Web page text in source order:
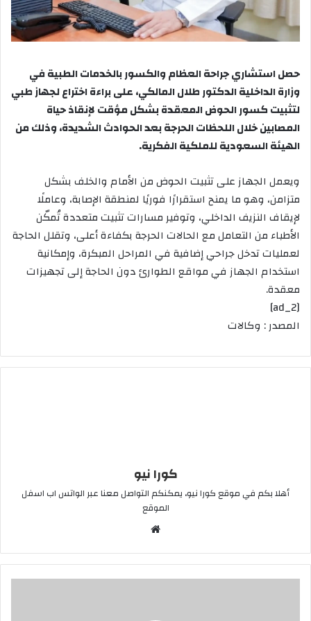
حصل استشاري جراحة العظام والكسور بالخدمات الطبية في
وزارة الداخلية الدكتور طلال المالكي، على براءة اختراع لجهاز طبي
لتثبيت كسور الحوض المعقدة بشكل مؤقت لإنقاذ حياة
المصابين خلال اللحظات الحرجة بعد الحوادث الشديدة، وذلك من
الهيئة السعودية للملكية الفكرية.
ويعمل الجهاز على تثبيت الحوض من الأمام والخلف بشكل
متزامن، وهو ما يمنح استقرارًا فوريًا لمنطقة الإصابة، وعاملًا
لإيقاف النزيف الداخلي، وتوفير مسارات تثبيت متعددة تُمكّن
الأطباء من التعامل مع الحالات الحرجة بكفاءة أعلى، وتقلل الحاجة
لعمليات تدخل جراحي إضافية في المراحل المبكرة، وإمكانية
استخدام الجهاز في مواقع الطوارئ دون الحاجة إلى تجهيزات
معقدة.
[ad_2]
المصدر : وكالات
كورا نيو
أهلا بكم في موقع كورا نيو، يمكنكم التواصل معنا عبر الواتس اب اسفل
الموقع